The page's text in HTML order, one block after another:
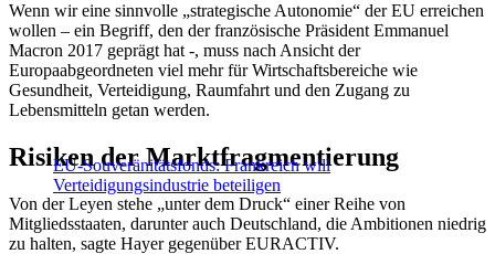
Wenn wir eine sinnvolle „strategische Autonomie“ der EU erreichen
wollen – ein Begriff, den der französische Präsident Emmanuel
Macron 2017 geprägt hat -, muss nach Ansicht der
Europaabgeordneten viel mehr für Wirtschaftsbereiche wie
Gesundheit, Verteidigung, Raumfahrt und den Zugang zu
Lebensmitteln getan werden.
EU-Souveränitätsfonds: Frankreich will
Verteidigungsindustrie beteiligen
Risiken der Marktfragmentierung
Von der Leyen stehe „unter dem Druck“ einer Reihe von
Mitgliedsstaaten, darunter auch Deutschland, die Ambitionen niedrig
zu halten, sagte Hayer gegenüber EURACTIV.